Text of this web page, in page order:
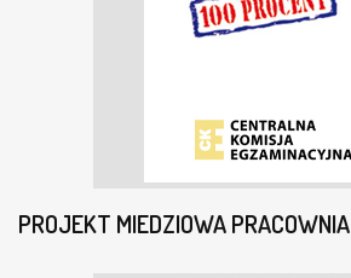
PROJEKT MIEDZIOWA PRACOWNIA